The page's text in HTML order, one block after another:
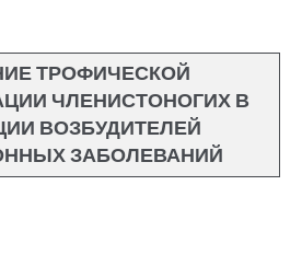
ТРОФИЧЕСКОЙ
ЧЛЕНИСТОНОГИХ В
ВОЗБУДИТЕЛЕЙ
ЗАБОЛЕВАНИЙ